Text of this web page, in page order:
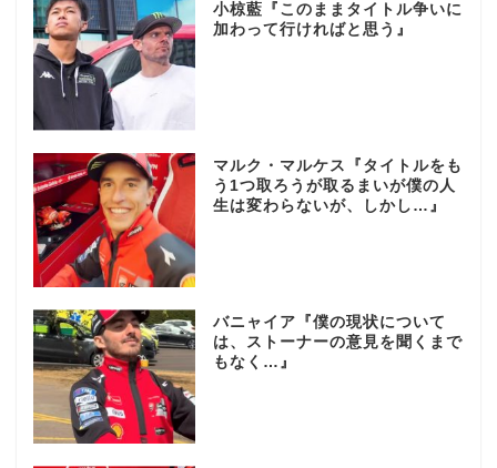
小椋藍『このままタイトル争いに
加わって行ければと思う』
マルク・マルケス『タイトルをも
う1つ取ろうが取るまいが僕の人
生は変わらないが、しかし…』
バニャイア『僕の現状について
は、ストーナーの意見を聞くまで
もなく…』